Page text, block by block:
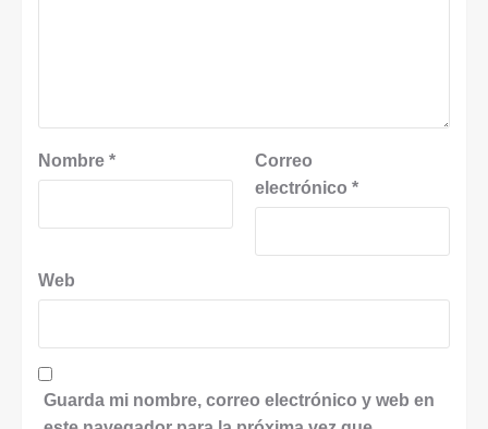
Nombre *
Correo
electrónico *
Web
Guarda mi nombre, correo electrónico y web en